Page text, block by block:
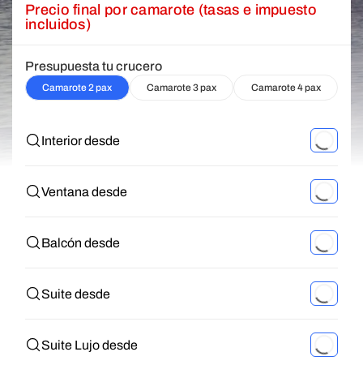
Precio final por camarote (tasas e impuesto
incluidos)
Presupuesta tu crucero
Camarote 2 pax Camarote 3 pax Camarote 4 pax
Interior desde
Ventana desde
Balcón desde
Suite desde
Suite Lujo desde